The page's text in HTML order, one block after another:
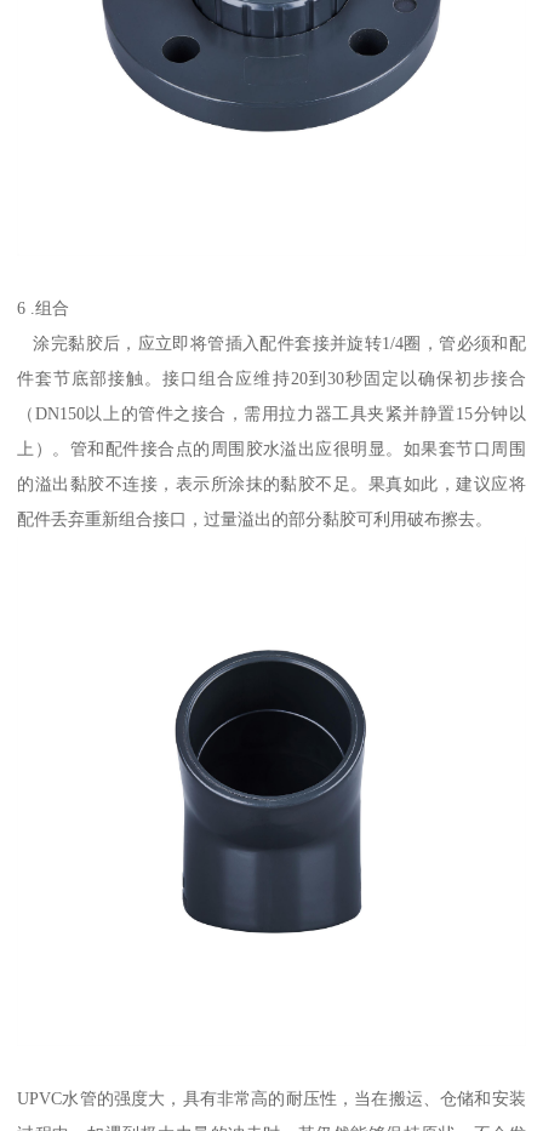
6 .组合
涂完黏胶后，应立即将管插入配件套接并旋转1/4圈，管必须和配
件套节底部接触。接口组合应维持20到30秒固定以确保初步接合
（DN150以上的管件之接合，需用拉力器工具夹紧并静置15分钟以
上）。管和配件接合点的周围胶水溢出应很明显。如果套节口周围
的溢出黏胶不连接，表示所涂抹的黏胶不足。果真如此，建议应将
配件丢弃重新组合接口，过量溢出的部分黏胶可利用破布擦去。
UPVC水管的强度大，具有非常高的耐压性，当在搬运、仓储和安装